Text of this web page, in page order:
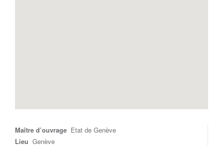
Maître d’ouvrage Etat de Genève
Lieu Genève